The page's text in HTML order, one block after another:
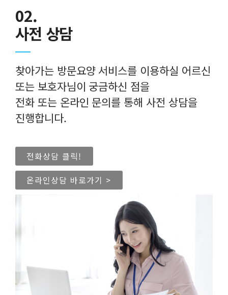
02.
사전 상담
찾아가는 방문요양 서비스를 이용하실 어르신
또는 보호자님이 궁금하신 점을
전화 또는 온라인 문의를 통해 사전 상담을
진행합니다.
전화상담 클릭!
온라인상담 바로가기 >